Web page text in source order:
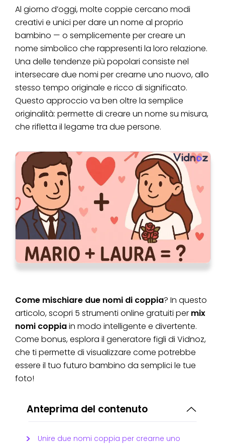
Al giorno d’oggi, molte coppie cercano modi
creativi e unici per dare un nome al proprio
bambino — o semplicemente per creare un
nome simbolico che rappresenti la loro relazione.
Una delle tendenze più popolari consiste nel
intersecare due nomi per crearne uno nuovo, allo
stesso tempo originale e ricco di significato.
Questo approccio va ben oltre la semplice
originalità: permette di creare un nome su misura,
che rifletta il legame tra due persone.
Come mischiare due nomi di coppia? In questo
articolo, scopri 5 strumenti online gratuiti per mix
nomi coppiain modo intelligente e divertente.
Come bonus, esplora il generatore figli di Vidnoz,
che ti permette di visualizzare come potrebbe
essere il tuo futuro bambino da semplici le tue
foto!
Anteprima del contenuto
Unire due nomi coppia per crearne uno